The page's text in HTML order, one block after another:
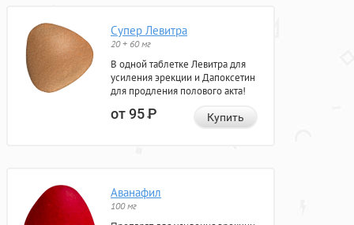
Супер Левитра
20 + 60 мг
В одной таблетке Левитра для
усиления эрекции и Дапоксетин
для продления полового акта!
от 95Р Купить
Аванафил
100 мг